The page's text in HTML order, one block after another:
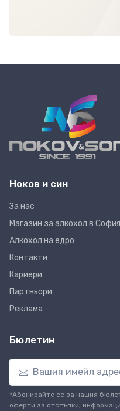
Ноков и син
За нас
Магазин за алкохол в София
Алкохол на едро
Контакти
Кариери
Партньори
Реклама
Бюлетин
*Абонирайте се за нашия
оферти за отстъпки,